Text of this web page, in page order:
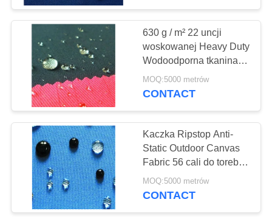
WYCIECZKA
FABRYCE
KONTROLA
JAKOŚCI
SKONTAKTUJ
NAMI
Namioty na
świeżym powietrzu
30
Płótno Tent Fabric
630 g / m² 22 uncji
woskowanej Heavy Duty
Wodoodporna tkanina
do namiotów Shrink -
odporna
MOQ:5000 metrów
CONTACT
Kaczka Ripstop Anti-
Static Outdoor Canvas
Fabric 56 cali do torebek
bagażowych
MOQ:5000 metrów
CONTACT